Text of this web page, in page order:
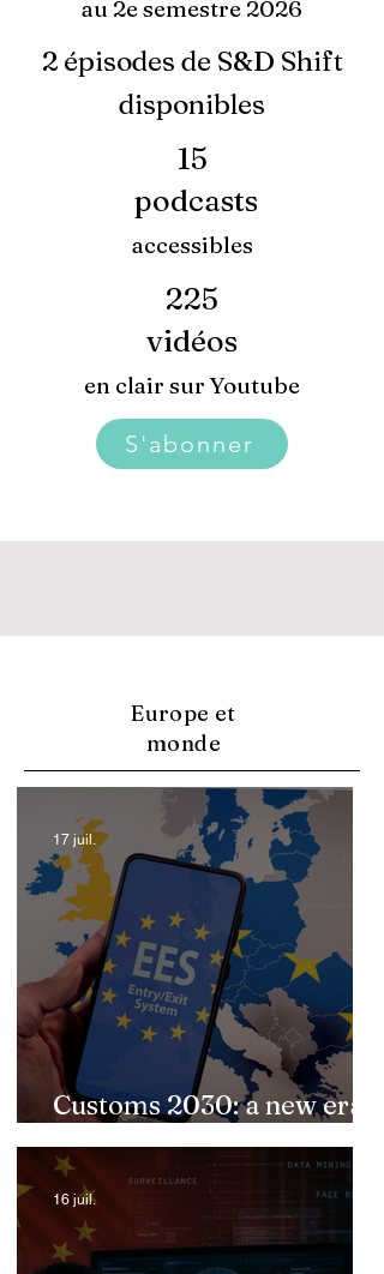
au 2e semestre 2026
2 épisodes de S&D Shift
disponibles
15
podcasts
accessibles
225
vidéos
en clair sur Youtube
S'abonner
Europe et
monde
Customs 2030: a new era
takes shape
17 juil.
16 juil.